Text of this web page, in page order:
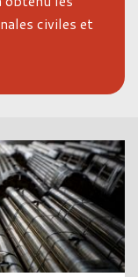
civiles et